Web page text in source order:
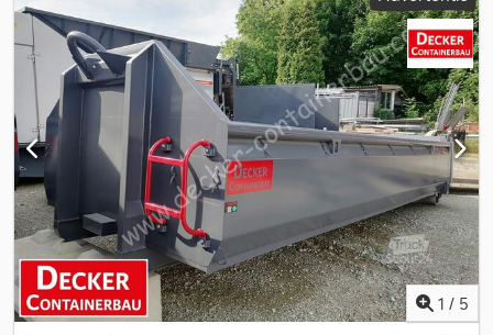
kilometerstand:
, soort overbrenging:overig,
bestuurderscabine:overig, Uitrusting:ABS, Voertuiglocatie:
Bovenden, 2 assen, BPW-assen, luchtgeveerd, ABS
(antiblokkeersysteem), uitschuifbaar, zijdelingse aluminium
zijbescherming, steunen. Dcedpov Tmglefx Ag Uok Opbouw: 5x
stakenbokken waarvan 3 verschuifbaar, 4x EXTE aluminium
staken. 2-assige houtoplegger met BPW trommelremassen,
handmatig bedienbaar. Door de vorige eigenaar is ca. € 10.000
geïnvesteerd in techniek, uiterlijk en stakenbokken.
ACCESSOIRE-INFORMATIE ZONDER GARANTIE, wijzigingen,
tussentijdse verkoop en fouten voorbehouden!
1 / 5